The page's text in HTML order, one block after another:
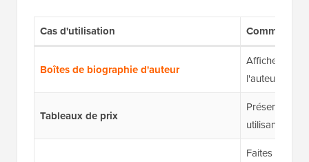
Cas d'utilisation Comment
Boîtes de biographie d'auteur
Affichez des
l'auteur dans
Tableaux de prix
Présentez
utilisant la
Faites la